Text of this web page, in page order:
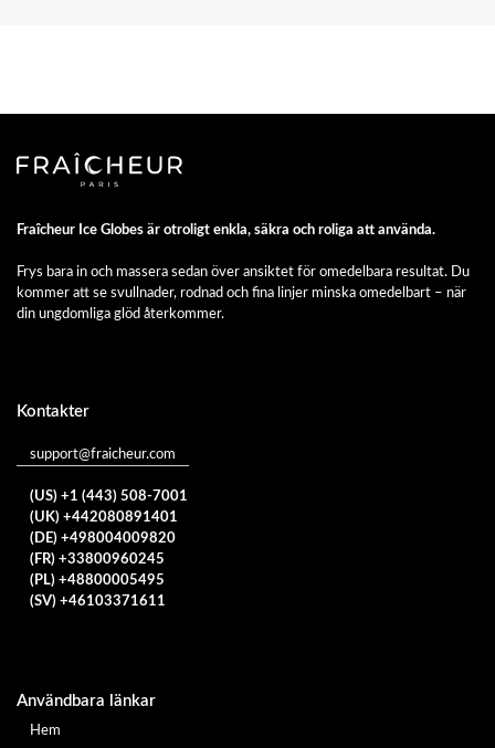
Fraîcheur Ice Globes är otroligt enkla, säkra och roliga att använda.
Frys bara in och massera sedan över ansiktet för omedelbara resultat. Du
kommer att se svullnader, rodnad och fina linjer minska omedelbart – när
din ungdomliga glöd återkommer.
Kontakter
support@fraicheur.com
(US) +1 (443) 508-7001
(UK) +442080891401
(DE) +498004009820
(FR) +33800960245
(PL) +48800005495
(SV) +46103371611
Användbara länkar
Hem